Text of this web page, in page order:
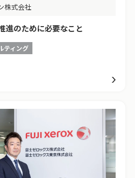
株式会社
進のために必要なこと
ティング